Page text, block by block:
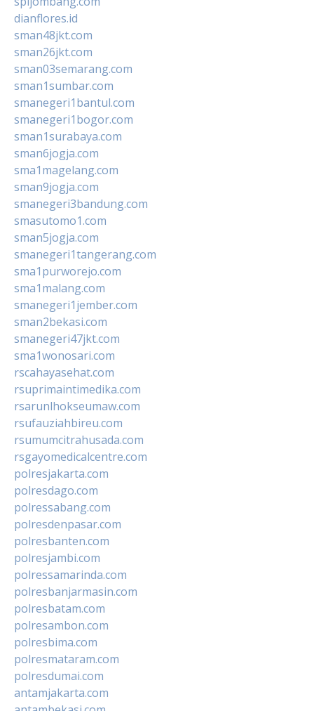
dianflores.id
sman48jkt.com
sman26jkt.com
sman03semarang.com
sman1sumbar.com
smanegeri1bantul.com
smanegeri1bogor.com
sman1surabaya.com
sman6jogja.com
sma1magelang.com
sman9jogja.com
smanegeri3bandung.com
smasutomo1.com
sman5jogja.com
smanegeri1tangerang.com
sma1purworejo.com
sma1malang.com
smanegeri1jember.com
sman2bekasi.com
smanegeri47jkt.com
sma1wonosari.com
rscahayasehat.com
rsuprimaintimedika.com
rsarunlhokseumaw.com
rsufauziahbireu.com
rsumumcitrahusada.com
rsgayomedicalcentre.com
polresjakarta.com
polresdago.com
polressabang.com
polresdenpasar.com
polresbanten.com
polresjambi.com
polressamarinda.com
polresbanjarmasin.com
polresbatam.com
polresambon.com
polresbima.com
polresmataram.com
polresdumai.com
antamjakarta.com